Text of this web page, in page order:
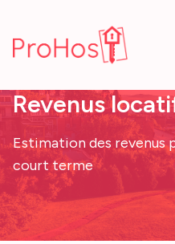
Revenus
Estimation des revenus
court terme